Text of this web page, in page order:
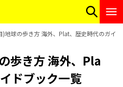
)地球の歩き方 海外、Plat、歴史時代のガイ
歩き方 海外、Pla
ドブック一覧